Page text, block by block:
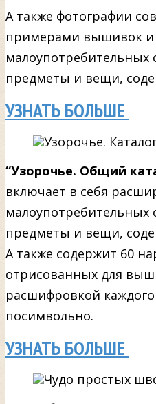
А также фотографии
примерами вышивок и
предметы и вещи,
УЗНАТЬ БОЛЬШЕ
“Узорочье. Общий
включает в себя
предметы и вещи,
А также содержит 60
отрисованных для
расшифровкой
посимвольно.
УЗНАТЬ БОЛЬШЕ